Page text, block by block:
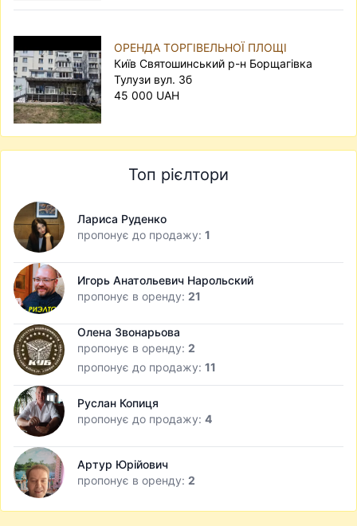
ОРЕНДА ТОРГІВЕЛЬНОЇ ПЛОЩІ
Київ Святошинський р-н Борщагівка
Тулузи вул. 3б
45 000 UAH
Топ рієлтори
Лариса Руденко
пропонує до продажу: 1
Игорь Анатольевич Нарольский
пропонує в оренду: 21
Олена Звонарьова
пропонує в оренду: 2
пропонує до продажу: 11
Руслан Копиця
пропонує до продажу: 4
Артур Юрійович
пропонує в оренду: 2